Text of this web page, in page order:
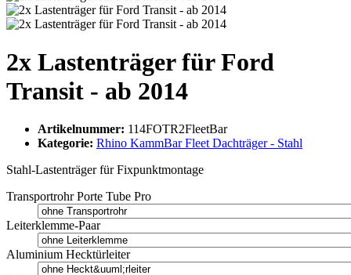
2x Lastenträger für Ford
Transit - ab 2014
Artikelnummer: 114FOTR2FleetBar
Kategorie: Rhino KammBar Fleet Dachträger - Stahl
Stahl-Lastenträger für Fixpunktmontage
Transportrohr Porte Tube Pro
Leiterklemme-Paar
Aluminium Hecktürleiter